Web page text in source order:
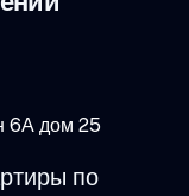
6А дом 25
по